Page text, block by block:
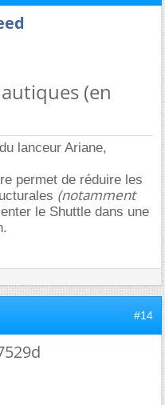
(en
lanceur Ariane,
permet de réduire les
(notamment
le Shuttle dans une
#14